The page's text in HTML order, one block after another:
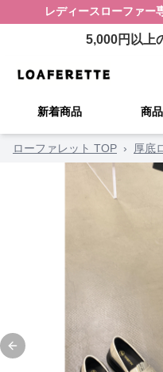
レディースローファー
5,000円以上
新着商品 商
ローファレット TOP › 厚底
Previous slide